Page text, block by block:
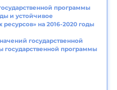
программы
и устойчивое
на 2016-2020 годы
государственной
программы